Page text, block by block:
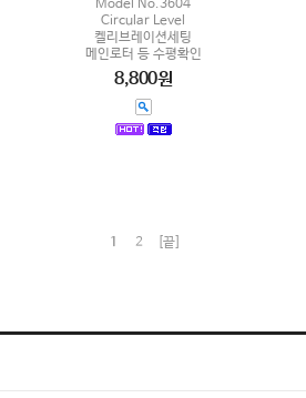
Model No.3604
Circular Level
켈리브레이션세팅
메인로터 등 수평확인
8,800원
1 2 [끝]